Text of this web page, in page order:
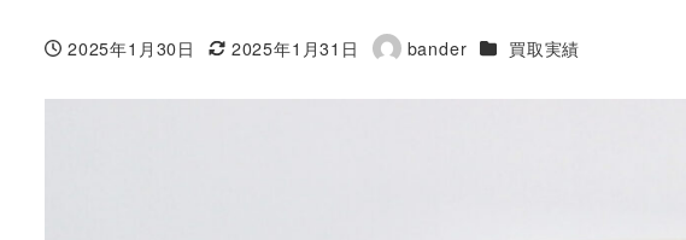
投稿日
2025年1月30日
更新日
2025年1月31日
著
bander カテゴリー
買取実績